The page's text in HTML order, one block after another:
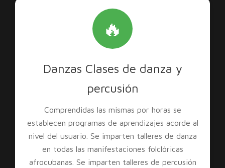
🔥
Danzas Clases de danza y
percusión
Comprendidas las mismas por horas se
establecen programas de aprendizajes acorde al
nivel del usuario. Se imparten talleres de danza
en todas las manifestaciones folclóricas
afrocubanas. Se imparten talleres de percusión